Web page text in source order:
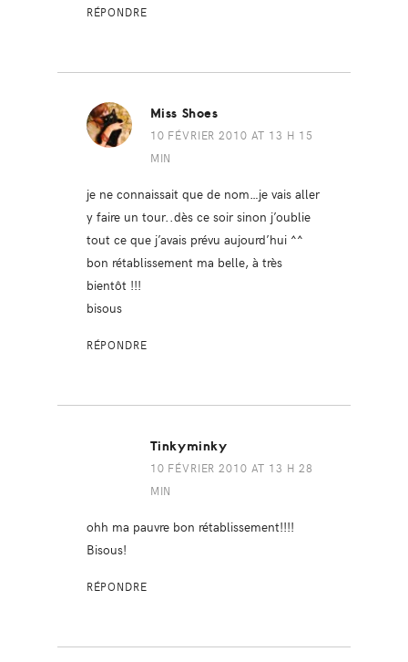
RÉPONDRE
Miss Shoes
10 FÉVRIER 2010 AT 13 H 15
MIN
je ne connaissait que de nom…je vais aller
y faire un tour..dès ce soir sinon j’oublie
tout ce que j’avais prévu aujourd’hui ^^
bon rétablissement ma belle, à très
bientôt !!!
bisous
RÉPONDRE
Tinkyminky
10 FÉVRIER 2010 AT 13 H 28
MIN
ohh ma pauvre bon rétablissement!!!!
Bisous!
RÉPONDRE